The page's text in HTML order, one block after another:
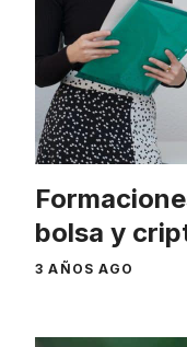
bolsa y
3 AÑOS AGO